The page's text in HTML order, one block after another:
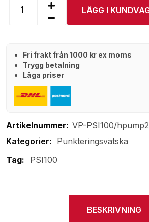
LÄGG I
Fri frakt från 1000 kr ex moms
Trygg betalning
Låga priser
Artikelnummer: VP-PSI100/
Punkteringsvätska
Tag:
PSI100
BESKRIVNING